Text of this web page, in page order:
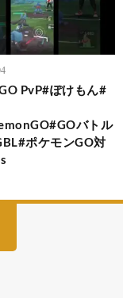
PvP#ぽけもん#
バトル
ポケモンGO対